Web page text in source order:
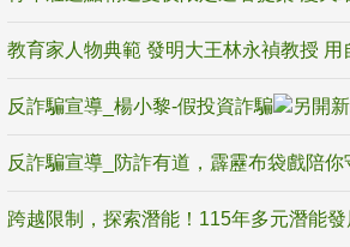
反詐騙宣導_楊小黎-假投資詐騙